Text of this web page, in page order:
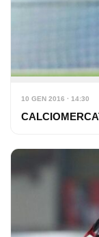
10 GEN 2016 · 14:30